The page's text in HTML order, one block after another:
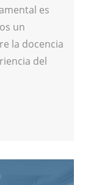
es
un
la docencia
del